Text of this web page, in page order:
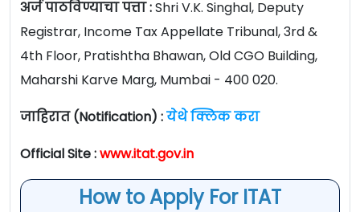
अर्ज पाठविण्याचा पत्ता :Shri V.K. Singhal, Deputy
Registrar, Income Tax Appellate Tribunal, 3rd &
4th Floor, Pratishtha Bhawan, Old CGO Building,
Maharshi Karve Marg, Mumbai - 400 020.
जाहिरात (Notification) :येथे क्लिक करा
Official Site :www.itat.gov.in
How to Apply For ITAT